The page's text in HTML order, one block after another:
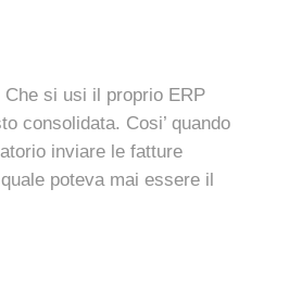
Che si usi il proprio ERP
consolidata. Cosi’ quando
inviare le fatture
poteva mai essere il